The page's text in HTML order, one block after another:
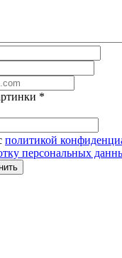
*
политикой
персональных